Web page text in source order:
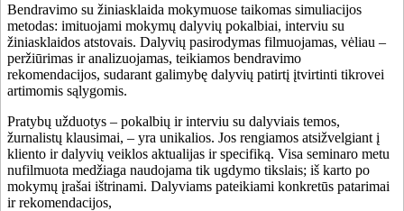
Bendravimo su žiniasklaida mokymuose taikomas simuliacijos
metodas: imituojami mokymų dalyvių pokalbiai, interviu su
žiniasklaidos atstovais. Dalyvių pasirodymas filmuojamas, vėliau –
peržiūrimas ir analizuojamas, teikiamos bendravimo
rekomendacijos, sudarant galimybę dalyvių patirtį įtvirtinti tikrovei
artimomis sąlygomis.
Pratybų užduotys – pokalbių ir interviu su dalyviais temos,
žurnalistų klausimai, – yra unikalios. Jos rengiamos atsižvelgiant į
kliento ir dalyvių veiklos aktualijas ir specifiką. Visa seminaro metu
nufilmuota medžiaga naudojama tik ugdymo tikslais; iš karto po
mokymų įrašai ištrinami. Dalyviams pateikiami konkretūs patarimai
ir rekomendacijos,